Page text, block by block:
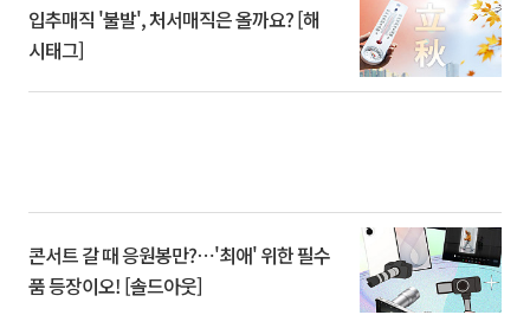
입추매직 '불발', 처서매직은 올까요? [해
시태그]
콘서트 갈 때 응원봉만?⋯'최애' 위한 필수
품 등장이오! [솔드아웃]